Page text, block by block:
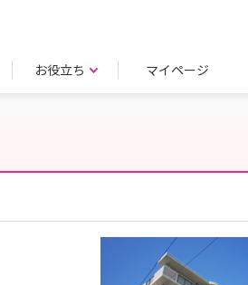
お役立ち マイページ